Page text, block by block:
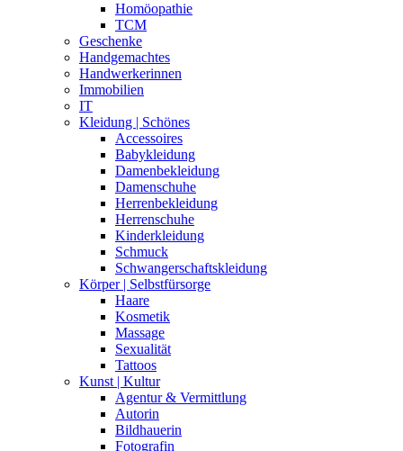
Homöopathie
TCM
Geschenke
Handgemachtes
Handwerkerinnen
Immobilien
IT
Kleidung | Schönes
Accessoires
Babykleidung
Damenbekleidung
Damenschuhe
Herrenbekleidung
Herrenschuhe
Kinderkleidung
Schmuck
Schwangerschaftskleidung
Körper | Selbstfürsorge
Haare
Kosmetik
Massage
Sexualität
Tattoos
Kunst | Kultur
Agentur & Vermittlung
Autorin
Bildhauerin
Fotografin